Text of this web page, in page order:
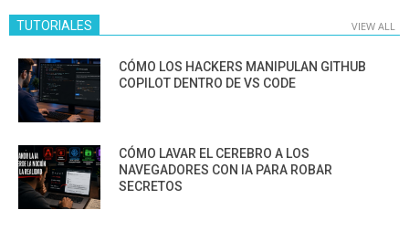
TUTORIALES VIEW ALL
CÓMO LOS HACKERS MANIPULAN GITHUB
COPILOT DENTRO DE VS CODE
CÓMO LAVAR EL CEREBRO A LOS
NAVEGADORES CON IA PARA ROBAR
SECRETOS